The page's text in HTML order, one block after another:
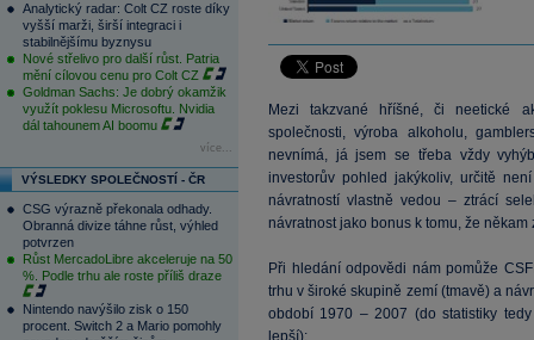
Analytický radar: Colt CZ roste díky
vyšší marži, širší integraci i
stabilnějšímu byznysu
Nové střelivo pro další růst. Patria
mění cílovou cenu pro Colt CZ
Goldman Sachs: Je dobrý okamžik
využít poklesu Microsoftu. Nvidia
dál tahounem AI boomu
více...
VÝSLEDKY SPOLEČNOSTÍ - ČR
CSG výrazně překonala odhady.
Obranná divize táhne růst, výhled
potvrzen
Růst MercadoLibre akceleruje na 50
%. Podle trhu ale roste příliš draze
Nintendo navýšilo zisk o 150
procent. Switch 2 a Mario pomohly
Mezi takzvané hříšné, či neetické
společnosti, výroba alkoholu,
nevnímá, já jsem se třeba vždy
investorův pohled jakýkoliv, určitě
návratností vlastně vedou – ztrácí
návratnost jako bonus k tomu, že
Při hledání odpovědi nám pomůže
trhu v široké skupině zemí (tmavě) a
období 1970 – 2007 (do statistiky
lepší):